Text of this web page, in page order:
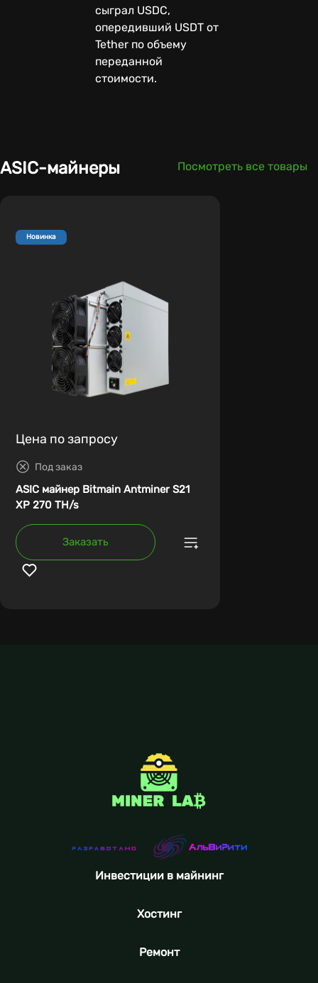
сыграл USDC,
опередивший USDT от
Tether по объему
переданной
стоимости.
ASIC-майнеры Посмотреть все товары
Новинка
Цена по запросу
Под заказ
ASIC майнер Bitmain Antminer S21
XP 270 TH/s
Заказать
Инвестиции в майнинг
Хостинг
Ремонт